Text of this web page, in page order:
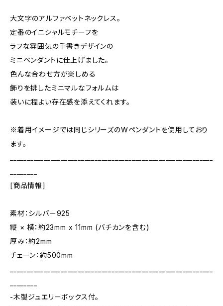
大文字のアルファベットネックレス。
定番のイニシャルモチーフを
ラフな雰囲気の手書きデザインの
ミニペンダントに仕上げました。
色んな合わせ方が楽しめる
飾りを排したミニマルなフォルムは
装いに程よい存在感を添えてくれます。
※着用イメージでは同じシリーズのWペンダントを使用しており
ます。
[商品情報]
素材：シルバー925
縦 × 横：約23mm x 11mm (バチカンを含む)
厚み：約2mm
チェーン：約500mm
-木製ジュエリーボックス付。